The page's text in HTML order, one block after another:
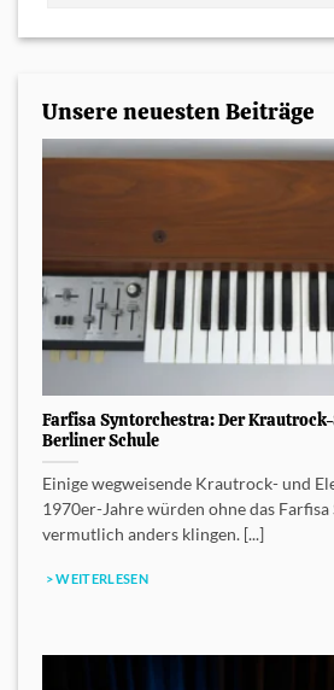
Unsere neuesten Beiträge
Farfisa Syntorchestra: Der
Berliner Schule
Einige wegweisende Krautrock- und
1970er-Jahre würden ohne das
vermutlich anders klingen. [...]
> WEITERLESEN